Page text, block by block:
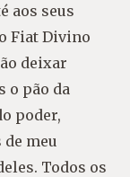
aos seus
Fiat Divino
deixar
o pão da
poder,
meu
Todos os